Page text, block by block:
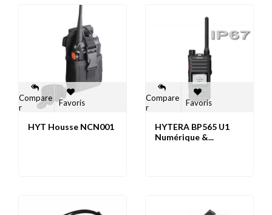
Compare
r
Favoris
HYT Housse NCN001
Compare
r
Favoris
HYTERA BP565 U1
Numérique &...